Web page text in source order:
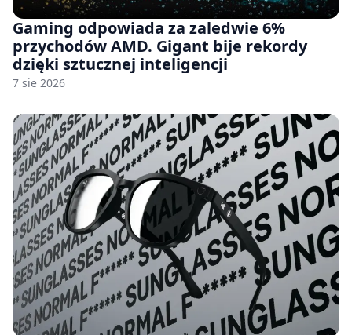
Gaming odpowiada za zaledwie 6%
przychodów AMD. Gigant bije rekordy
dzięki sztucznej inteligencji
7 sie 2026